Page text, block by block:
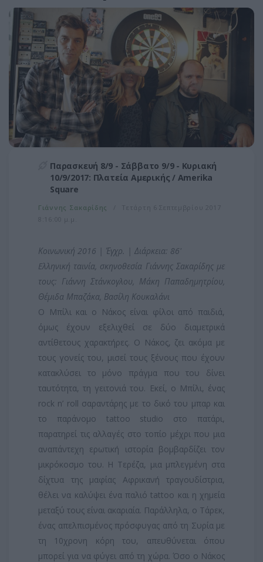
Παρασκευή 8/9 - Σάββατο 9/9 - Κυριακή
10/9/2017: Πλατεία Αμερικής / Amerika
Square
Γιάννης Σακαρίδης
Τετάρτη 6 Σεπτεμβρίου 2017
Κοινωνική 2016 | Έγχρ. | Διάρκεια: 86'
Eλληνική ταινία, σκηνοθεσία Γιάννης Σακαρίδης με
τους: Γιάννη Στάνκογλου, Μάκη Παπαδημητρίου,
Θέμιδα Μπαζάκα, Βασίλη Κουκαλάνι
Ο Μπίλι και ο Νάκος είναι φίλοι από παιδιά,
όμως έχουν εξελιχθεί σε δύο διαμετρικά
αντίθετους χαρακτήρες. Ο Νάκος, ζει ακόμα με
τους γονείς του, μισεί τους ξένους που έχουν
κατακλύσει το μόνο πράγμα που του δίνει
ταυτότητα, τη γειτονιά του. Εκεί, ο Μπίλι, ένας
rock n’ roll σαραντάρης με το δικό του μπαρ και
το παράνομο tattoo studio στο πατάρι,
παρατηρεί τις αλλαγές στο τοπίο μέχρι που μια
αναπάντεχη ερωτική ιστορία βομβαρδίζει τον
μικρόκοσμο του. Η Τερέζα, μια μπλεγμένη στα
δίχτυα της μαφίας Αφρικανή τραγουδίστρια,
θέλει να καλύψει ένα παλιό tattoo και η χημεία
μεταξύ τους είναι ακαριαία. Παράλληλα, ο Τάρεκ,
ένας απελπισμένος πρόσφυγας από τη Συρία με
τη 10χρονη κόρη του, απευθύνεται όπου
μπορεί για να φύγει από τη χώρα. Όσο ο Νάκος